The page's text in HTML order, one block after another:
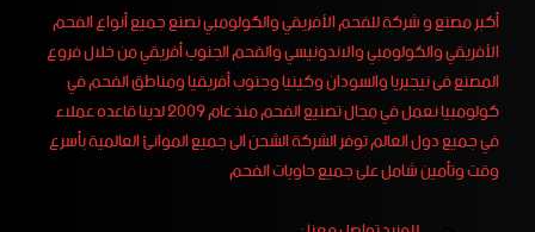
أكبر مصنع و شركة للفحم الأفريقي والكولومبي نصنع جميع أنواع الفحم
الأفريقي والكولومبي والاندونيسي والفحم الجنوب أفريقي من خلال فروع
المصنع فى نيجيريا والسودان وكينيا وجنوب أفريقيا ومناطق الفحم في
كولومبيا نعمل في مجال تصنيع الفحم منذ عام 2009 لدينا قاعده عملاء
في جميع دول العالم توفر الشركة الشحن الى جميع الموانئ العالمية بأسرع
وقت وتأمين شامل على جميع حاويات الفحم